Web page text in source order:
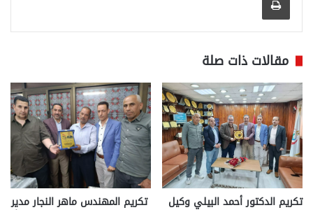
مقالات ذات صلة
تكريم الدكتور أحمد البيلي وكيل تكريم المهندس ماهر النجار مدير